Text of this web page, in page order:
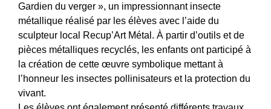
Gardien du verger », un impressionnant insecte
métallique réalisé par les élèves avec l’aide du
sculpteur local Recup’Art Métal. À partir d’outils et de
pièces métalliques recyclés, les enfants ont participé à
la création de cette œuvre symbolique mettant à
l’honneur les insectes pollinisateurs et la protection du
vivant.